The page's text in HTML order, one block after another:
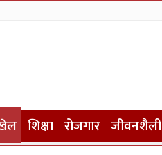
शिक्षा रोजगार जीवनशैली